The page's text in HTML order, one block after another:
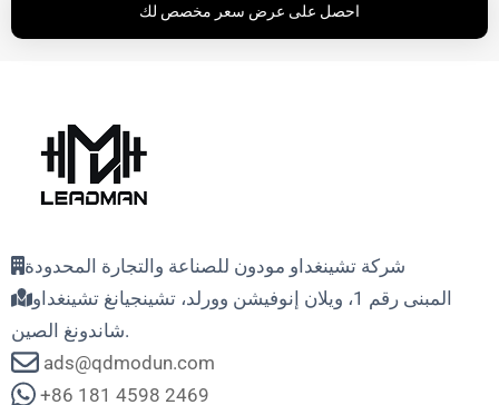
احصل على عرض سعر مخصص لك
شركة تشينغداو مودون للصناعة والتجارة المحدودة
المبنى رقم 1، ويلان إنوفيشن وورلد، تشينجيانغ تشينغداو
شاندونغ الصين.
ads@qdmodun.com
+86 181 4598 2469